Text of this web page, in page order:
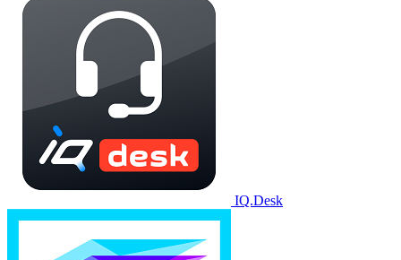
IQ.Desk